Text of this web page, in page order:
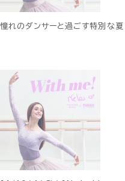
憧れのダンサーと過ごす特別な夏